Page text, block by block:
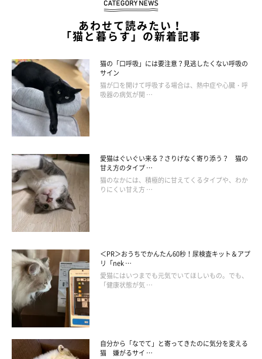
あわせて読みたい！
「猫と暮らす」の新着記事
猫の「口呼吸」には要注意？見逃したくない呼吸の
サイン
猫が口を開けて呼吸する場合は、熱中症や心臓・呼
吸器の病気が関 …
愛猫はぐいぐい来る？さりげなく寄り添う？ 猫の
甘え方のタイプ …
猫のなかには、積極的に甘えてくるタイプや、わか
りにくい甘え方 …
＜PR＞おうちでかんたん60秒！尿検査キット＆アプ
リ「nek …
愛猫にはいつまでも元気でいてほしいもの。でも、
「健康状態が気 …
自分から「なでて」と寄ってきたのに気分を変える
猫 嫌がるサイ …